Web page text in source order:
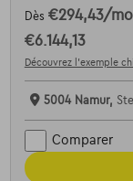
Dès €294,43/
€6.144,13
Découvrez l’exemple
5004 Namur,
Comparer